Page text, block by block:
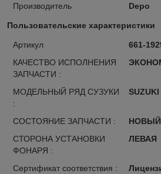
Производитель Depo
Пользовательские характеристики
Артикул
661-
КАЧЕСТВО ИСПОЛНЕНИЯ
ЗАПЧАСТИ :
МОДЕЛЬНЫЙ РЯД СУЗУКИ
:
SUZUKI
СОСТОЯНИЕ ЗАПЧАСТИ :
СТОРОНА УСТАНОВКИ
ФОНАРЯ :
ЛЕВАЯ
Сертификат соответствия :